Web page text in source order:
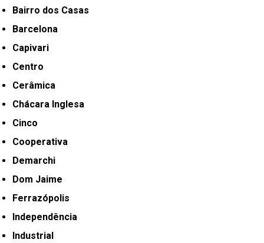
Bairro dos Casas
Barcelona
Capivari
Centro
Cerâmica
Chácara Inglesa
Cinco
Cooperativa
Demarchi
Dom Jaime
Ferrazópolis
Independência
Industrial